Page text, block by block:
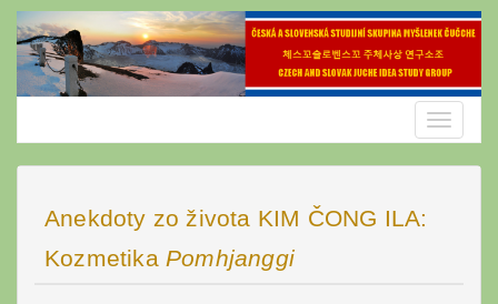
Skip
content
Toggle
Anekdoty zo života KIM ČONG ILA:
Kozmetika Pomhjanggi